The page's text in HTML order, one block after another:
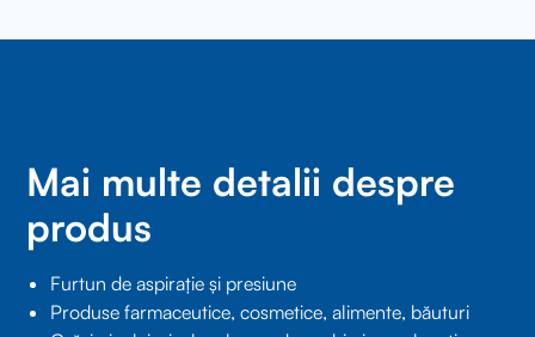
Mai multe detalii despre
produs
Furtun de aspirație și presiune
Produse farmaceutice, cosmetice, alimente, băuturi